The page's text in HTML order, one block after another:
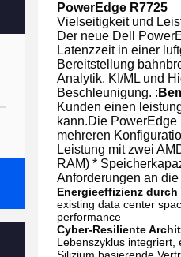
PowerEdge R7725
Vielseitigkeit und
Der neue Dell
Latenzzeit in einer
Bereitstellung
Analytik, KI/ML und
Beschleunigung. :
Kunden einen
kann.Die
mehreren
Leistung mit zwei
RAM) *
Anforderungen an
Energieeffizienz
existing data center
performance
Cyber-Resiliente
Lebenszyklus